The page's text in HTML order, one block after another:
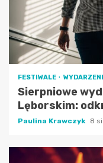
FESTIWALE
Sierpniowe
Lęborskim:
Paulina Krawczyk 8